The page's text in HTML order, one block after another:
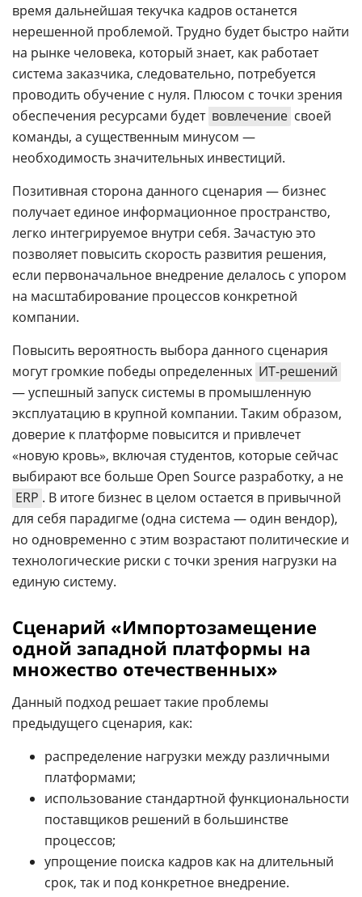
время дальнейшая текучка кадров останется
нерешенной проблемой. Трудно будет быстро найти
на рынке человека, который знает, как работает
система заказчика, следовательно, потребуется
проводить обучение с нуля. Плюсом с точки зрения
обеспечения ресурсами будет вовлечение своей
команды, а существенным минусом —
необходимость значительных инвестиций.
Позитивная сторона данного сценария — бизнес
получает единое информационное пространство,
легко интегрируемое внутри себя. Зачастую это
позволяет повысить скорость развития решения,
если первоначальное внедрение делалось с упором
на масштабирование процессов конкретной
компании.
Повысить вероятность выбора данного сценария
могут громкие победы определенных ИТ-решений
—успешный запуск системы в промышленную
эксплуатацию в крупной компании. Таким образом,
доверие к платформе повысится и привлечет
«новую кровь», включая студентов, которые сейчас
выбирают все больше Open Source разработку, а не
ERP . В итоге бизнес в целом остается в привычной
для себя парадигме (одна система — один вендор),
но одновременно с этим возрастают политические и
технологические риски с точки зрения нагрузки на
единую систему.
Сценарий «Импортозамещение
одной западной платформы на
множество отечественных»
Данный подход решает такие проблемы
предыдущего сценария, как:
распределение нагрузки между различными
платформами;
использование стандартной функциональности
поставщиков решений в большинстве
процессов;
упрощение поиска кадров как на длительный
срок, так и под конкретное внедрение.